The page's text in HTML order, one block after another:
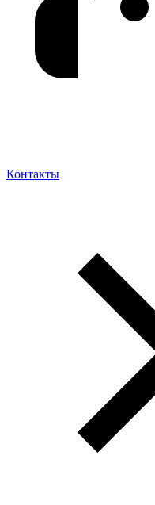
Контакты